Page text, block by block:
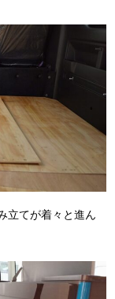
立てが着々と進ん